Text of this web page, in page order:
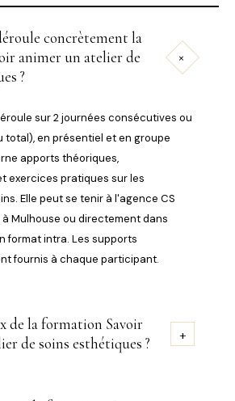
concrètement la
animer un atelier de
?
+
sur 2 journées consécutives ou
total), en présentiel et en groupe
apports théoriques,
exercices pratiques sur les
Elle peut se tenir à l'agence CS
Mulhouse ou directement dans
format intra. Les supports
fournis à chaque participant.
de la formation Savoir
de soins esthétiques ?
+